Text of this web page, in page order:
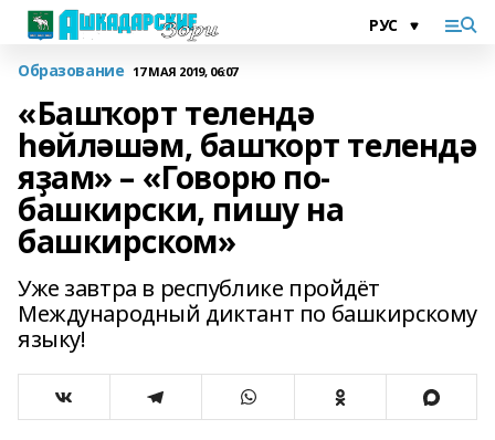
Образование 17 МАЯ 2019, 06:07
«Башҡорт телендә
һөйләшәм, башҡорт телендә
яҙам» – «Говорю по-
башкирски, пишу на
башкирском»
Уже завтра в республике пройдёт
Международный диктант по башкирскому
языку!